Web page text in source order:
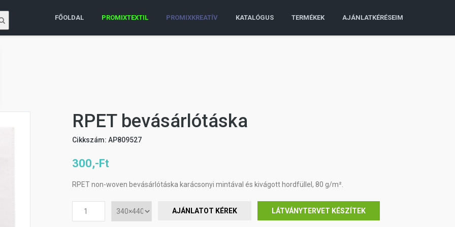
FŐOLDAL PROMIXTEXTIL PROMIXKREATÍV KATALÓGUS TERMÉKEK AJÁNLATKÉRÉSEIM
RPET bevásárlótáska
Cikkszám: AP809527
300,-Ft
RPET non-woven bevásárlótáska karácsonyi mintával és kivágott hordfüllel, 80 g/m².
AJÁNLATOT KÉREK LÁTVÁNYTERVET KÉSZÍTEK